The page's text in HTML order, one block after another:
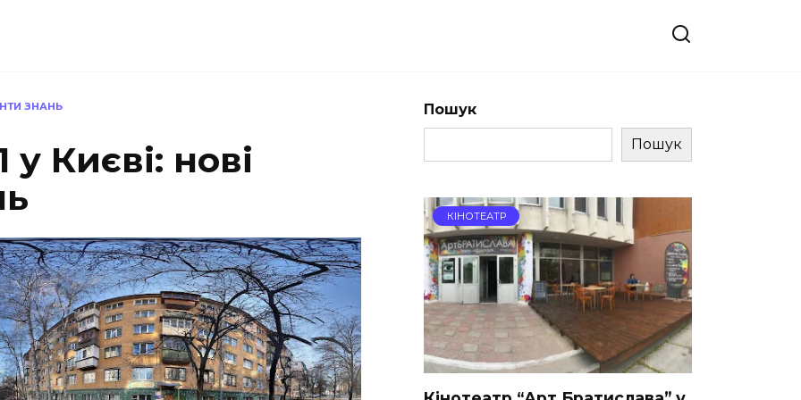
ЗНАНЬ
у Києві: нові
Пошук
Пошук
КІНОТЕАТР